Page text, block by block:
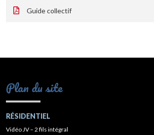
Guide collectif
Plan du site
RÉSIDENTIEL
Vidéo JV – 2 fils intégral